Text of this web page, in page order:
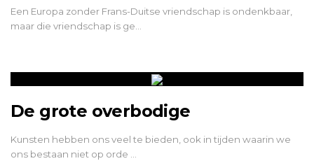
Een Europa zonder Frans-Duitse vriendschap is ondenkbaar,
maar die vriendschap is ge…
De grote overbodige
Kunsten hebben ons veel te bieden, ook in tijden waarin we
ons bestaan niet op orde …